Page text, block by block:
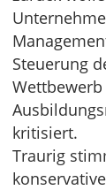
Steuerung
kritisiert.
Traurig